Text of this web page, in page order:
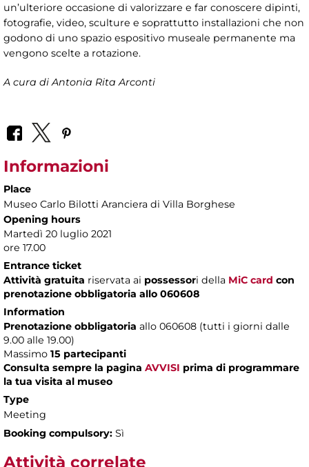
un’ulteriore occasione di valorizzare e far conoscere dipinti,
fotografie, video, sculture e soprattutto installazioni che non
godono di uno spazio espositivo museale permanente ma
vengono scelte a rotazione.
A cura di Antonia Rita Arconti
Informazioni
Place
Museo Carlo Bilotti Aranciera di Villa Borghese
Opening hours
Martedì 20 luglio 2021
ore 17.00
Entrance ticket
Attività gratuita riservata ai possessori della MiC card con
prenotazione obbligatoria allo 060608
Information
Prenotazione obbligatoria allo 060608 (tutti i giorni dalle
9.00 alle 19.00)
Massimo 15 partecipanti
Consulta sempre la pagina AVVISI prima di programmare
la tua visita al museo
Type
Meeting
Booking compulsory: Sì
Attività correlate